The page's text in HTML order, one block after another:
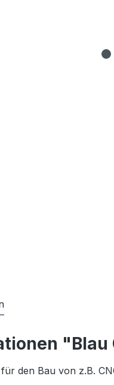
"Blau
für den Bau von z.B.